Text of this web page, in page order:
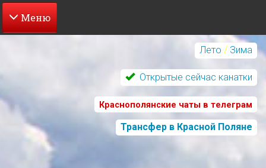
Перейти
содержанию
Лето / Зима
Открытые сейчас канатки
Краснополянские чаты в телеграм
Трансфер в Красной Поляне